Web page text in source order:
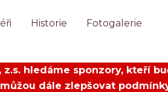
Historie
Fotogalerie
z.s. hledáme sponzory, kteří
dále zlepšovat